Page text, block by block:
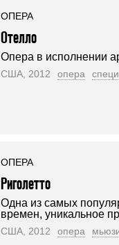
ОПЕРА
Отелло
Опера в исполнении
США, 2012 опера
ОПЕРА
Риголетто
Одна из самых
времен, уникальное
США, 2012 опера